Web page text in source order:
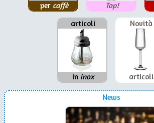
per caffè Top!
articoli
in inox
Novità
articoli
News